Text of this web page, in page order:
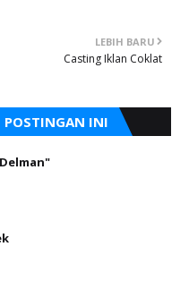
LEBIH BARU
Casting Iklan Coklat
INI